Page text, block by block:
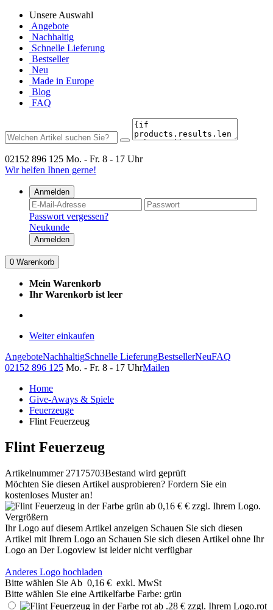
Unsere Auswahl
Angebote
Nachhaltig
Schnelle Lieferung
Bestseller
Neu
Made in Europe
Blog
FAQ
02152 896 125 Mo. - Fr. 8 - 17 Uhr
Wir helfen Ihnen gerne!
Anmelden
Passwort vergessen?
Neukunde
Anmelden
0 Warenkorb
Mein Warenkorb
Ihr Warenkorb ist leer
Weiter einkaufen
AngeboteNachhaltigSchnelle LieferungBestsellerNeuFAQ
02152 896 125 Mo. - Fr. 8 - 17 UhrMailen
Home
Give-Aways & Spiele
Feuerzeuge
Flint Feuerzeug
Flint Feuerzeug
Artikelnummer 27175703Bestand wird geprüft
Möchten Sie diesen Artikel ausprobieren? Fordern Sie ein
kostenloses Muster an!
Vergrößern
Ihr Logo auf diesem Artikel anzeigen Schauen Sie sich diesen
Artikel mit Ihrem Logo an Schauen Sie sich diesen Artikel ohne Ihr
Logo an Der Logoview ist leider nicht verfügbar
Anderes Logo hochladen
Bitte wählen Sie Ab 0,16 € exkl. MwSt
Bitte wählen Sie eine Artikelfarbe Farbe: grün
rot